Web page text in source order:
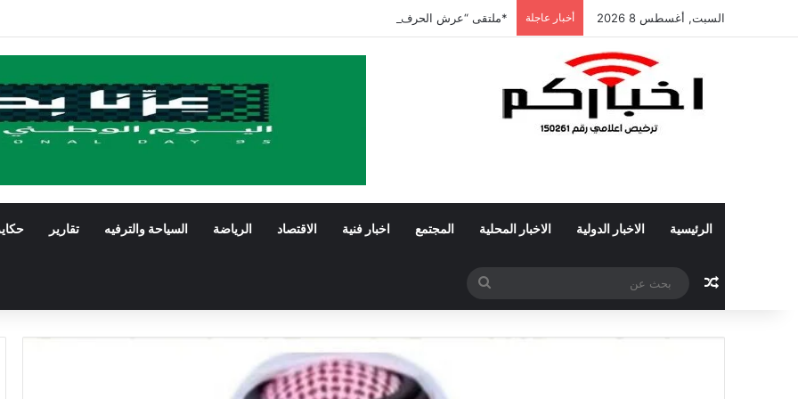
السبت, أغسطس 8 2026 أخبار عاجلة *ملتقى “عرش الحرف” يستعرض فنون الخط العربي ومراحل إنتاج اللوحة الخطية في يومه الثالث
الرئيسية الاخبار الدولية الاخبار المحلية المجتمع اخبار فنية الاقتصاد الرياضة السياحة والترفيه تقارير
مقال عشوائي
بحث
عن